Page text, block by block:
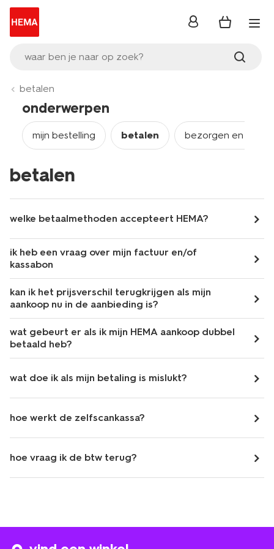
waar ben je naar op zoek?
inloggen
betalen
onderwerpen
mijn bestelling betalen bezorgen en
betalen
welke betaalmethoden accepteert HEMA?
ik heb een vraag over mijn factuur en/of
kassabon
kan ik het prijsverschil terugkrijgen als mijn
aankoop nu in de aanbieding is?
wat gebeurt er als ik mijn HEMA aankoop dubbel
betaald heb?
wat doe ik als mijn betaling is mislukt?
hoe werkt de zelfscankassa?
hoe vraag ik de btw terug?